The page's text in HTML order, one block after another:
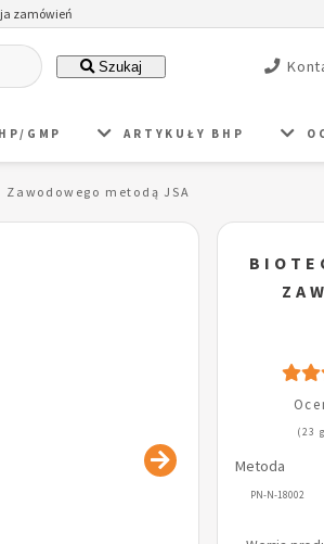
zamówień
Szukaj
GMP ARTYKUŁY BHP
metodą JSA
(23
Metoda
PN-N-18002